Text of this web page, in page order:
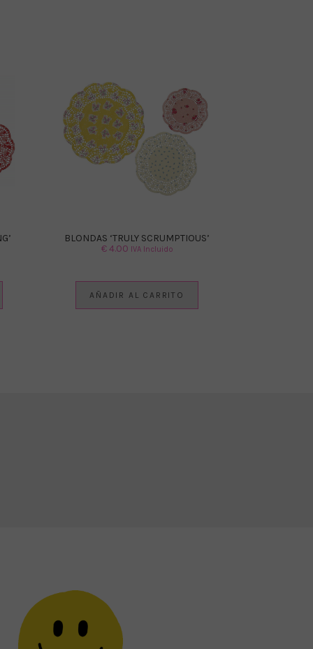
BLONDAS ‘TRULY SCRUMPTIOUS’
€4.00 IVA Incluido
AÑADIR AL CARRITO